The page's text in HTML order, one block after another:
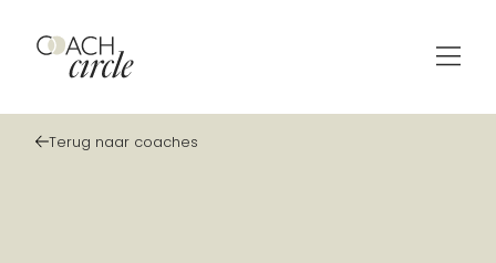
Terug naar coaches